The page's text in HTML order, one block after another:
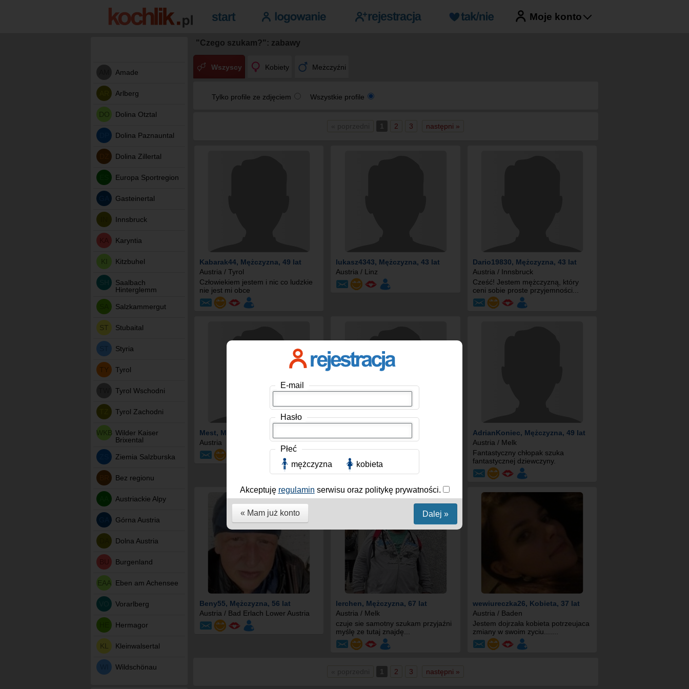
Moje konto
Amade
Arlberg
DO Dolina Otztal
Dolina Paznauntal
Dolina Zillertal
Europa Sportregion
Gasteinertal
Innsbruck
Karyntia
KI Kitzbuhel
Saalbach
Hinterglemm
Salzkammergut
ST Stubaital
Styria
TY Tyrol
Tyrol Wschodni
Tyrol Zachodni
WKB Wilder Kaiser
Brixental
Ziemia Salzburska
Bez regionu
Austriackie Alpy
Górna Austria
Dolna Austria
Burgenland
EAA Eben am Achensee
Vorarlberg
Hermagor
KL Kleinwalsertal
Wildschönau
"Czego szukam?": zabawy
Wszyscy Kobiety Meżczyźni
Tylko profile ze zdjęciem Wszystkie profile
1 2 3 następni »
Kabarak44, Mężczyzna, 49 lat
Austria / Tyrol
Człowiekiem jestem i nic co ludzkie
nie jest mi obce
lukasz4343, Mężczyzna, 43 lat
Austria / Linz
Dario19830, Mężczyzna, 43 lat
Austria / Innsbruck
Cześć! Jestem mężczyzną, który
ceni sobie proste przyjemności...
Mest, Mężczyzna, 56 lat
Austria
Austria
AdrianKoniec, Mężczyzna, 49 lat
Austria / Melk
Fantastyczny chłopak szuka
fantastycznej dziewczyny.
Beny55, Mężczyzna, 56 lat
Austria / Bad Erlach Lower Austria
lerchen, Mężczyzna, 67 lat
Austria / Melk
czuje sie samotny szukam przyjaźni
myślę ze tutaj znajdę...
wewiureczka26, Kobieta, 37 lat
Austria / Baden
Jestem dojrzała kobieta potrzeujaca
zmiany w swoim zyciu.......
1 2 3 następni »
E-mail
Hasło
Płeć
mężczyzna
kobieta
Akceptuję regulamin serwisu oraz politykę prywatności.
« Mam już konto Dalej »